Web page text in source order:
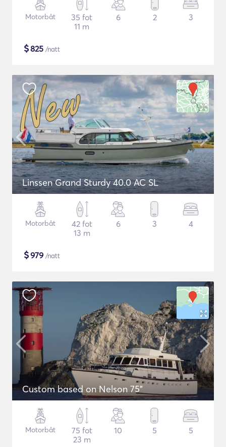
Motorbåt
35 fot
11 m
6 2 3
$825 /natt
Linssen Grand Sturdy 40.0 AC SL
Motorbåt
42 fot
13 m
6 3 4
$979 /natt
Custom based on Nelson 75"
Motorbåt
75 fot
23 m
10 5 5